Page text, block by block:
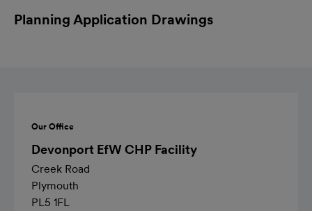
Planning Application Drawings
Our Office
Devonport EfW CHP Facility
Creek Road
Plymouth
PL5 1FL